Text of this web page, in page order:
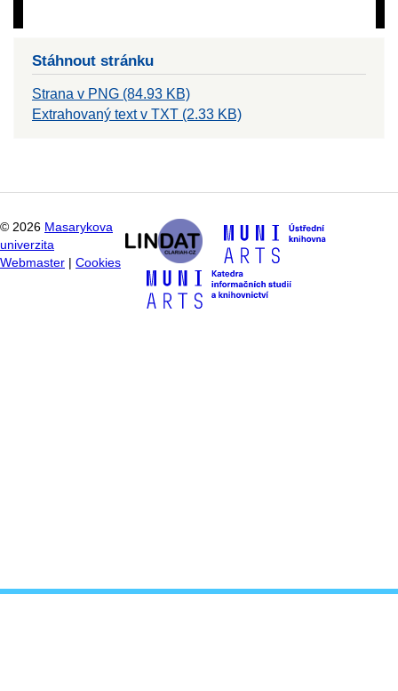
Stáhnout stránku
Strana v PNG (84.93 KB)
Extrahovaný text v TXT (2.33 KB)
© 2026 Masarykova
univerzita
Webmaster
Cookies